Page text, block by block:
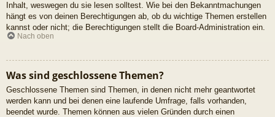
Inhalt, weswegen du sie lesen solltest. Wie bei den Bekanntmachungen
hängt es von deinen Berechtigungen ab, ob du wichtige Themen erstellen
kannst oder nicht; die Berechtigungen stellt die Board-Administration ein.
Nach oben
Was sind geschlossene Themen?
Geschlossene Themen sind Themen, in denen nicht mehr geantwortet
werden kann und bei denen eine laufende Umfrage, falls vorhanden,
beendet wurde. Themen können aus vielen Gründen durch einen